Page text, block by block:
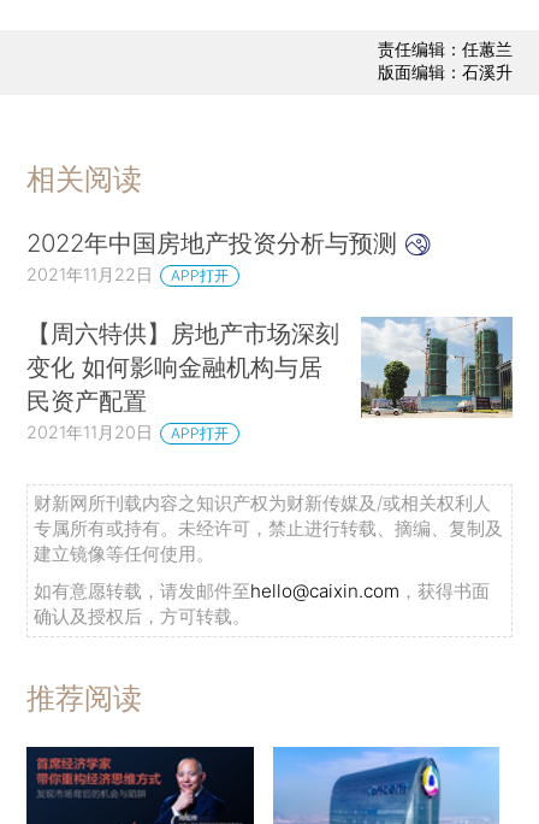
责任编辑：任蕙兰
版面编辑：石溪升
相关阅读
2022年中国房地产投资分析与预测
2021年11月22日 APP打开
【周六特供】房地产市场深刻
变化 如何影响金融机构与居
民资产配置
2021年11月20日 APP打开
财新网所刊载内容之知识产权为财新传媒及/或相关权利人
专属所有或持有。未经许可，禁止进行转载、摘编、复制及
建立镜像等任何使用。
如有意愿转载，请发邮件至hello@caixin.com ，获得书面
确认及授权后，方可转载。
推荐阅读